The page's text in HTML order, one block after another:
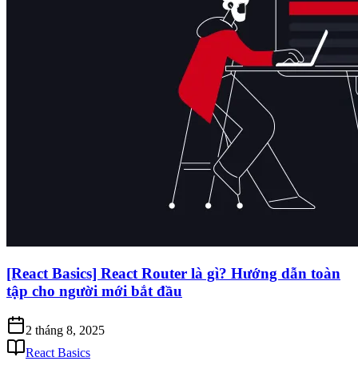
[React Basics] React Router là gì? Hướng dẫn toàn
tập cho người mới bắt đầu
2 tháng 8, 2025
React Basics